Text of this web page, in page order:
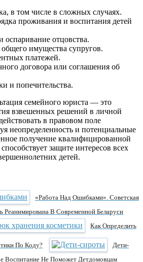
в том числе в сложных случаях.
проживания и воспитания детей
оспаривание отцовства.
имущества супругов.
платежей.
договора или соглашения об
и попечительства.
семейного юриста — это
взвешенных решений в личной
в правовом поле
неопределенность и потенциальные
получение квалифицированной
защите интересов всех
детей.
«Работа Над Ошибками». Советская
В Современной Беларуси
Как Определить
По Коду?
Дети-
Воспитание Не Поможет Детдомовцам